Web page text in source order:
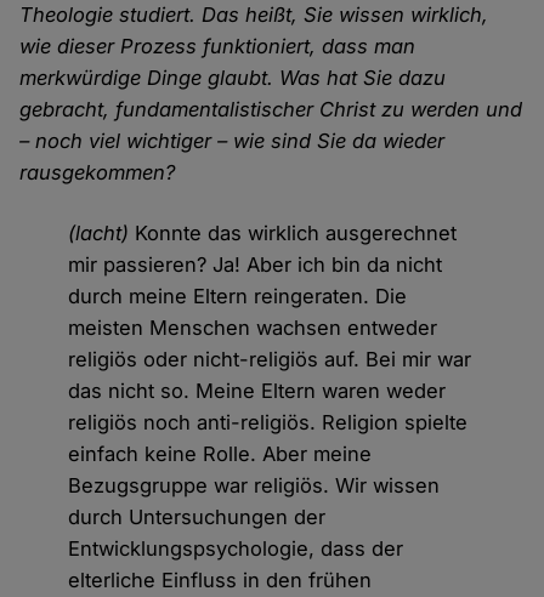
Theologie studiert. Das heißt, Sie wissen wirklich,
wie dieser Prozess funktioniert, dass man
merkwürdige Dinge glaubt. Was hat Sie dazu
gebracht, fundamentalistischer Christ zu werden und
– noch viel wichtiger – wie sind Sie da wieder
rausgekommen?
(lacht) Konnte das wirklich ausgerechnet
mir passieren? Ja! Aber ich bin da nicht
durch meine Eltern reingeraten. Die
meisten Menschen wachsen entweder
religiös oder nicht-religiös auf. Bei mir war
das nicht so. Meine Eltern waren weder
religiös noch anti-religiös. Religion spielte
einfach keine Rolle. Aber meine
Bezugsgruppe war religiös. Wir wissen
durch Untersuchungen der
Entwicklungspsychologie, dass der
elterliche Einfluss in den frühen